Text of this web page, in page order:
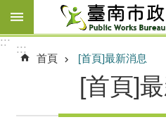
跳到主要內容區塊
:::
:::
首頁 [首頁]最新消息
[首頁]